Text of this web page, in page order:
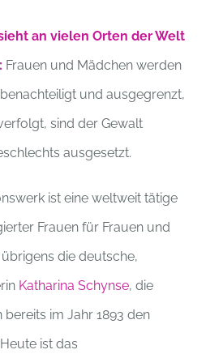
an vielen Orten der Welt
Frauen und Mädchen werden
und ausgegrenzt,
sind der Gewalt
ausgesetzt.
ist eine weltweit tätige
Frauen für Frauen und
die deutsche,
Katharina Schynse, die
bereits im Jahr 1893 den
ist das